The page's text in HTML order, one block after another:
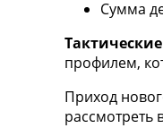
Сумма
профилем,
Приход
рассмотреть